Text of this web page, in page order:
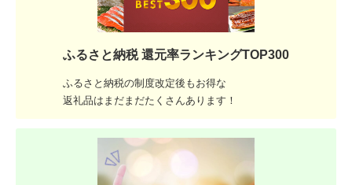
ふるさと納税 還元率ランキングTOP300
ふるさと納税の制度改定後もお得な
返礼品はまだまだたくさんあります！